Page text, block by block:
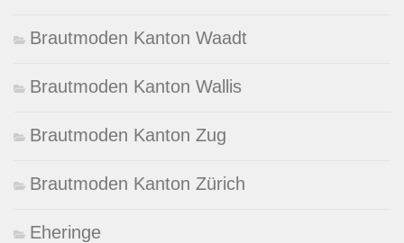
Brautmoden Kanton Waadt
Brautmoden Kanton Wallis
Brautmoden Kanton Zug
Brautmoden Kanton Zürich
Eheringe